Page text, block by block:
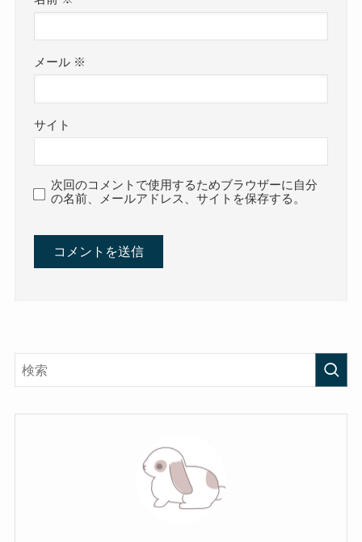
メール ※
サイト
次回のコメントで使用するためブラウザーに自分
の名前、メールアドレス、サイトを保存する。